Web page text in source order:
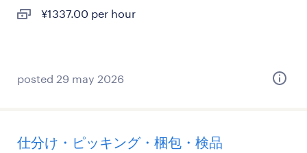
¥1337.00 per hour
posted 29 may 2026
仕分け・ピッキング・梱包・検品